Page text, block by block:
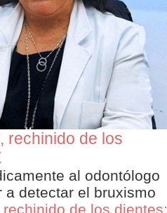
rechinido de los
al odontólogo
a detectar el bruxismo
de los dientes: